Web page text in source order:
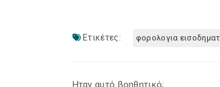
Ετικέτες: φορολογια
Ηταν αυτό βοηθητικό;